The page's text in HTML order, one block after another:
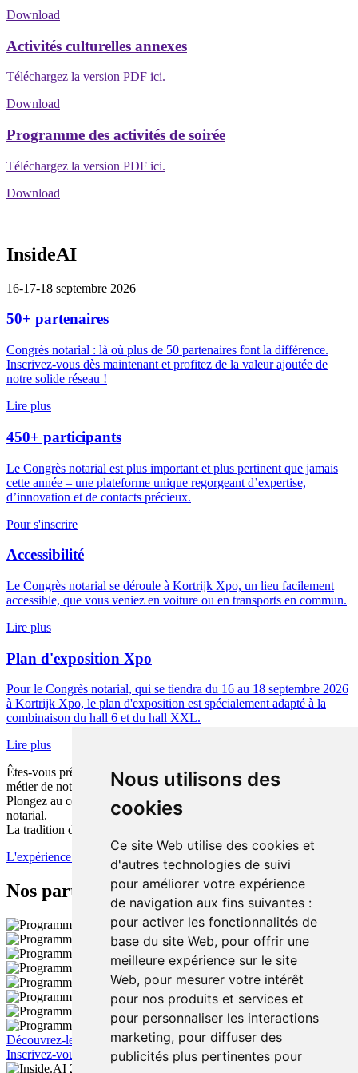
Nous utilisons des
cookies
Ce site Web utilise des cookies et
d'autres technologies de suivi
pour améliorer votre expérience
de navigation aux fins suivantes :
pour activer les fonctionnalités de
base du site Web, pour offrir une
meilleure expérience sur le site
Web, pour mesurer votre intérêt
pour nos produits et services et
pour personnaliser les interactions
marketing, pour diffuser des
publicités plus pertinentes pour
Download
Activités culturelles annexes
Téléchargez la version PDF ici.
Download
Programme des activités de soirée
Téléchargez la version PDF ici.
Download
InsideAI
16-17-18 septembre 2026
50+ partenaires
Congrès notarial : là où plus de 50 partenaires font la différence.
Inscrivez-vous dès maintenant et profitez de la valeur ajoutée de
notre solide réseau !
Lire plus
450+ participants
Le Congrès notarial est plus important et plus pertinent que jamais
cette année – une plateforme unique regorgeant d’expertise,
d’innovation et de contacts précieux.
Pour s'inscrire
Accessibilité
Le Congrès notarial se déroule à Kortrijk Xpo, un lieu facilement
accessible, que vous veniez en voiture ou en transports en commun.
Lire plus
Plan d'exposition Xpo
Pour le Congrès notarial, qui se tiendra du 16 au 18 septembre 2026
à Kortrijk Xpo, le plan d'exposition est spécialement adapté à la
combinaison du hall 6 et du hall XXL.
Lire plus
Êtes-vous prêt pour la plus grande révolution technologique du
métier de notaire ?
Plongez au cœur de l’intelligence artificielle lors du Congrès
notarial.
La tradition de demain commence ici.
L'expérience de l'IA
Nos partenaires
Découvrez-les ici
Devenez partenaire
Inscrivez-vous ici